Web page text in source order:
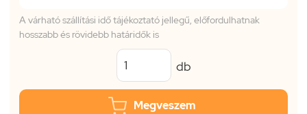
A várható szállítási idő tájékoztató jellegű, előfordulhatnak
hosszabb és rövidebb határidők is
db
Megveszem